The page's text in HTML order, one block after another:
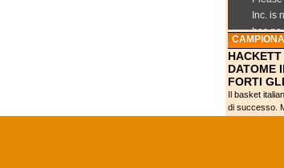
DATOME
FORTI
Il basket
di successo.